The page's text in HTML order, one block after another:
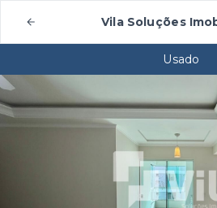
Vila Soluções
Usado